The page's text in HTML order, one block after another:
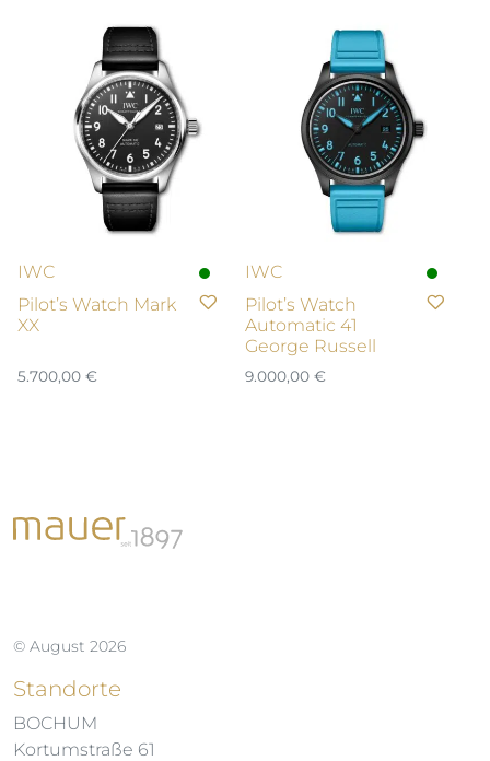
IWC
Pilot’s Watch Mark
XX
5.700,00 €
IWC
Pilot’s Watch
Automatic 41
George Russell
9.000,00 €
© August 2026
Standorte
BOCHUM
Kortumstraße 61